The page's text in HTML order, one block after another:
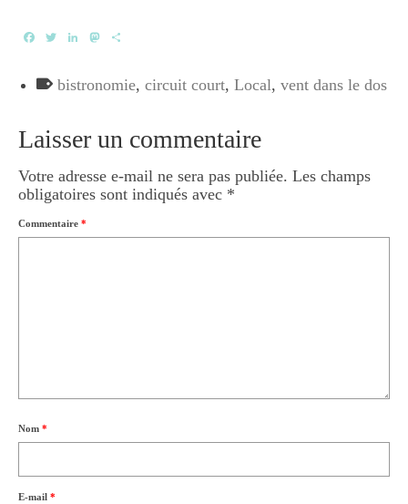
Facebook
TwitterLinkedInMastodon
bistronomie, circuit court, Local, vent dans le dos
Laisser un commentaire
Votre adresse e-mail ne sera pas publiée. Les champs
obligatoires sont indiqués avec *
Commentaire *
Nom *
E-mail *